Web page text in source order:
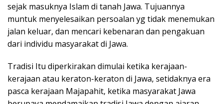
sejak masuknya Islam di tanah Jawa. Tujuannya
muntuk menyelesaikan persoalan yg tidak menemukan
jalan keluar, dan mencari kebenaran dan pengakuan
dari individu masyarakat di Jawa.
Tradisi Itu diperkirakan dimulai ketika kerajaan-
kerajaan atau keraton-keraton di Jawa, setidaknya era
pasca kerajaan Majapahit, ketika masyarakat Jawa